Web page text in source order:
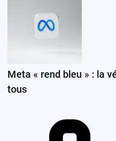
Meta « rend bleu » : la
tous